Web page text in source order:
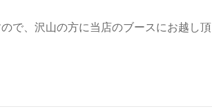
で、沢山の方に当店のブースにお越し頂